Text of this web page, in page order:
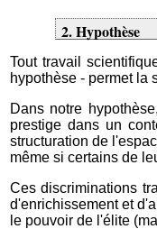
2. Hypothèse
Tout travail
hypothèse - permet la
Dans notre
prestige dans un
structuration de
même si certains de
Ces discriminations
d'enrichissement et
le pouvoir de l'élite